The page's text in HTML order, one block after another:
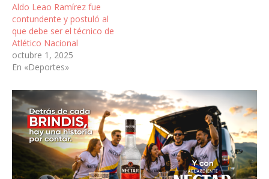
Aldo Leao Ramírez fue
contundente y postuló al
que debe ser el técnico de
Atlético Nacional
octubre 1, 2025
En «Deportes»